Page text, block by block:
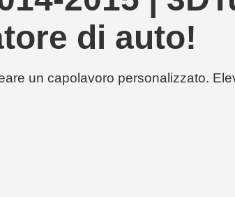
di auto!
un capolavoro personalizzato.